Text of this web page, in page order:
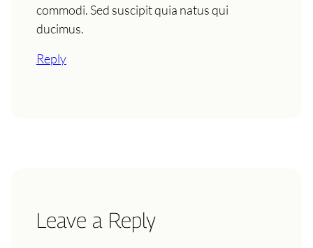
commodi. Sed suscipit quia natus qui
ducimus.
Reply
Leave a Reply